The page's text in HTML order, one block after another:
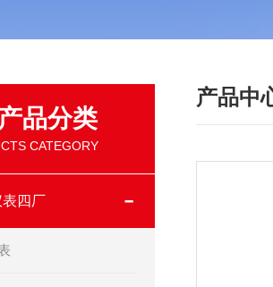
产品分类
CATEGORY
表四厂
产品中